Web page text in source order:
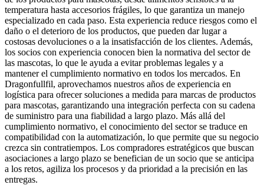
temperatura hasta accesorios frágiles, lo que garantiza un manejo
especializado en cada paso. Esta experiencia reduce riesgos como el
daño o el deterioro de los productos, que pueden dar lugar a
costosas devoluciones o a la insatisfacción de los clientes. Además,
los socios con experiencia conocen bien la normativa del sector de
las mascotas, lo que le ayuda a evitar problemas legales y a
mantener el cumplimiento normativo en todos los mercados. En
Dragonfullfil, aprovechamos nuestros años de experiencia en
logística para ofrecer soluciones a medida para marcas de productos
para mascotas, garantizando una integración perfecta con su cadena
de suministro para una fiabilidad a largo plazo. Más allá del
cumplimiento normativo, el conocimiento del sector se traduce en
compatibilidad con la automatización, lo que permite que su negocio
crezca sin contratiempos. Los compradores estratégicos que buscan
asociaciones a largo plazo se benefician de un socio que se anticipa
a los retos, agiliza los procesos y da prioridad a la precisión en las
entregas.